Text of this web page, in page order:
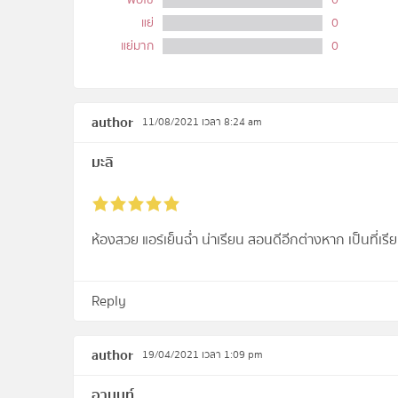
แย่
0
แย่มาก
0
author 11/08/2021 เวลา 8:24 am
มะลิ
ห้องสวย แอร์เย็นฉ่ำ น่าเรียน สอนดีอีกต่างหาก เป็นที่เ
Reply
author 19/04/2021 เวลา 1:09 pm